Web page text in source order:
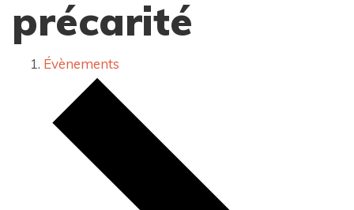
précarité
Évènements